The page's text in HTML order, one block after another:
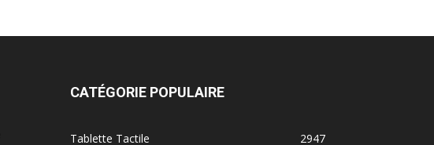
CATÉGORIE POPULAIRE
Tablette Tactile 2947